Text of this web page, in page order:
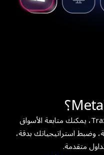
باستخدام Traze Trading Terminal، يمكنك متابعة الأسواق
وضبط استراتيجياتك بدقة،
متقدمة.